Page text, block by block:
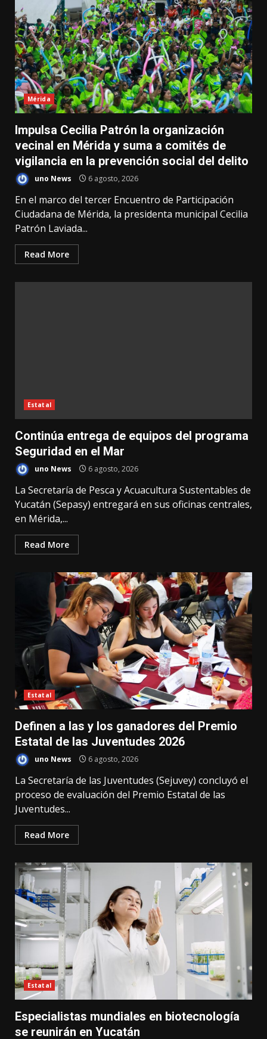
Mérida
Impulsa Cecilia Patrón la organización
vecinal en Mérida y suma a comités de
vigilancia en la prevención social del delito
uno News 6 agosto, 2026
En el marco del tercer Encuentro de Participación
Ciudadana de Mérida, la presidenta municipal Cecilia
Patrón Laviada...
Read More
Estatal
Continúa entrega de equipos del programa
Seguridad en el Mar
uno News 6 agosto, 2026
La Secretaría de Pesca y Acuacultura Sustentables de
Yucatán (Sepasy) entregará en sus oficinas centrales,
en Mérida,...
Read More
Estatal
Definen a las y los ganadores del Premio
Estatal de las Juventudes 2026
uno News 6 agosto, 2026
La Secretaría de las Juventudes (Sejuvey) concluyó el
proceso de evaluación del Premio Estatal de las
Juventudes...
Read More
Estatal
Especialistas mundiales en biotecnología
se reunirán en Yucatán